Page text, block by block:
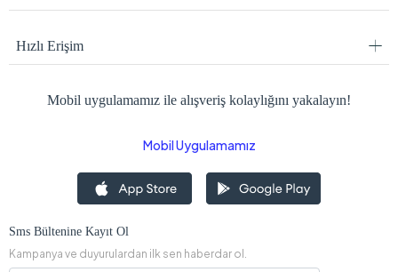
Hızlı Erişim
Mobil uygulamamız ile alışveriş kolaylığını yakalayın!
Mobil Uygulamamız
Sms Bültenine Kayıt Ol
Kampanya ve duyurulardan ilk sen haberdar ol.